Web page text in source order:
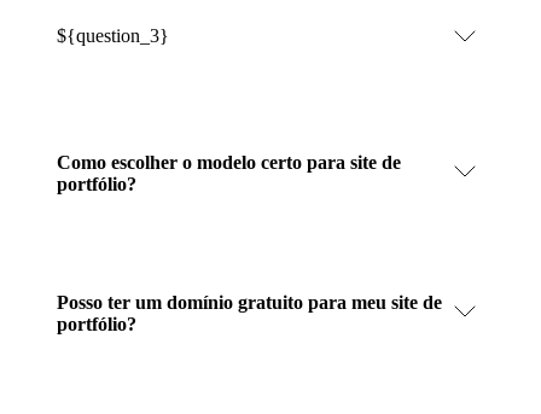
${question_3}
Como escolher o modelo certo para site de
portfólio?
Posso ter um domínio gratuito para meu site de
portfólio?